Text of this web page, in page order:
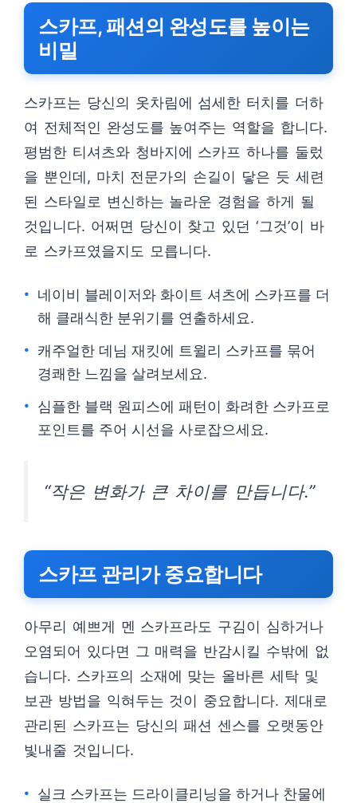
스카프, 패션의 완성도를 높이는
비밀
스카프는 당신의 옷차림에 섬세한 터치를 더하
여 전체적인 완성도를 높여주는 역할을 합니다.
평범한 티셔츠와 청바지에 스카프 하나를 둘렀
을 뿐인데, 마치 전문가의 손길이 닿은 듯 세련
된 스타일로 변신하는 놀라운 경험을 하게 될
것입니다. 어쩌면 당신이 찾고 있던 ‘그것’이 바
로 스카프였을지도 모릅니다.
네이비 블레이저와 화이트 셔츠에 스카프를 더
해 클래식한 분위기를 연출하세요.
캐주얼한 데님 재킷에 트윌리 스카프를 묶어
경쾌한 느낌을 살려보세요.
심플한 블랙 원피스에 패턴이 화려한 스카프로
포인트를 주어 시선을 사로잡으세요.
“작은 변화가 큰 차이를 만듭니다.”
스카프 관리가 중요합니다
아무리 예쁘게 멘 스카프라도 구김이 심하거나
오염되어 있다면 그 매력을 반감시킬 수밖에 없
습니다. 스카프의 소재에 맞는 올바른 세탁 및
보관 방법을 익혀두는 것이 중요합니다. 제대로
관리된 스카프는 당신의 패션 센스를 오랫동안
빛내줄 것입니다.
실크 스카프는 드라이클리닝을 하거나 찬물에